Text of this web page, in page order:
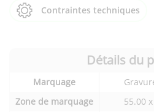
Contraintes techniques
Détails
techniques
du
produit
Détails du
Marquage
Zone de marquage
55.00